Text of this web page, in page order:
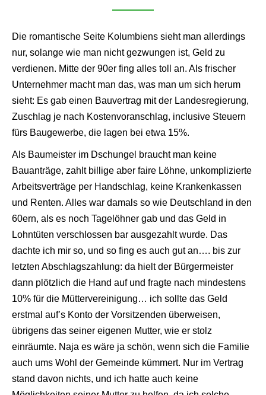
Die romantische Seite Kolumbiens sieht man allerdings
nur, solange wie man nicht gezwungen ist, Geld zu
verdienen. Mitte der 90er fing alles toll an. Als frischer
Unternehmer macht man das, was man um sich herum
sieht: Es gab einen Bauvertrag mit der Landesregierung,
Zuschlag je nach Kostenvoranschlag, inclusive Steuern
fürs Baugewerbe, die lagen bei etwa 15%.
Als Baumeister im Dschungel braucht man keine
Bauanträge, zahlt billige aber faire Löhne, unkomplizierte
Arbeitsverträge per Handschlag, keine Krankenkassen
und Renten. Alles war damals so wie Deutschland in den
60ern, als es noch Tagelöhner gab und das Geld in
Lohntüten verschlossen bar ausgezahlt wurde. Das
dachte ich mir so, und so fing es auch gut an…. bis zur
letzten Abschlagszahlung: da hielt der Bürgermeister
dann plötzlich die Hand auf und fragte nach mindestens
10% für die Müttervereinigung… ich sollte das Geld
erstmal auf’s Konto der Vorsitzenden überweisen,
übrigens das seiner eigenen Mutter, wie er stolz
einräumte. Naja es wäre ja schön, wenn sich die Familie
auch ums Wohl der Gemeinde kümmert. Nur im Vertrag
stand davon nichts, und ich hatte auch keine